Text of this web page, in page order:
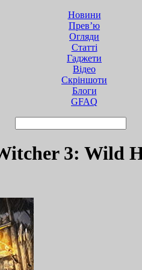
Новини
Прев’ю
Огляди
Статті
Гаджети
Відео
Cкріншоти
Блоги
GFAQ
3: Wild